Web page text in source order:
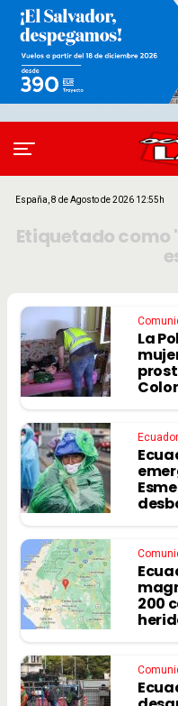
España, 8 de Agosto de 2026 12:55h
Etiquetado
La
Ecuador
200